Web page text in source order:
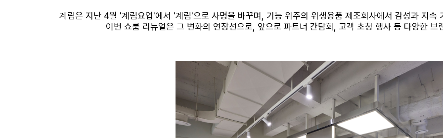
계림은 지난 4월 '계림요업'에서 '계림'으로 사명을 바꾸며
기능 위주의 위생용품 제조회사에서 감성과 지
이번 쇼룸 리뉴얼은 그 변화의 연장선으로 앞으로 파트너 간담회 고객 초청 행사 등 다양한 브